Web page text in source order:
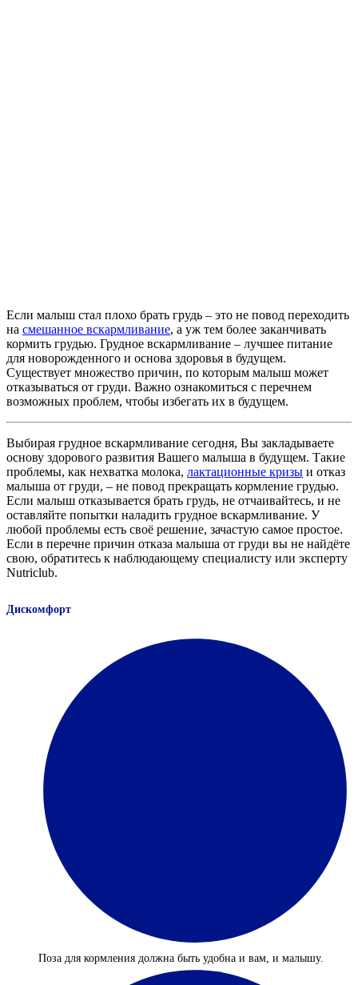
Если малыш стал плохо брать грудь – это не повод переходить
на смешанное вскармливание, а уж тем более заканчивать
кормить грудью. Грудное вскармливание – лучшее питание
для новорожденного и основа здоровья в будущем.
Существует множество причин, по которым малыш может
отказываться от груди. Важно ознакомиться с перечнем
возможных проблем, чтобы избегать их в будущем.
Выбирая грудное вскармливание сегодня, Вы закладываете
основу здорового развития Вашего малыша в будущем. Такие
проблемы, как нехватка молока, лактационные кризы и отказ
малыша от груди, – не повод прекращать кормление грудью.
Если малыш отказывается брать грудь, не отчаивайтесь, и не
оставляйте попытки наладить грудное вскармливание. У
любой проблемы есть своё решение, зачастую самое простое.
Если в перечне причин отказа малыша от груди вы не найдёте
свою, обратитесь к наблюдающему специалисту или эксперту
Nutriсlub.
Дискомфорт
Поза для кормления должна быть удобна и вам, и малышу.